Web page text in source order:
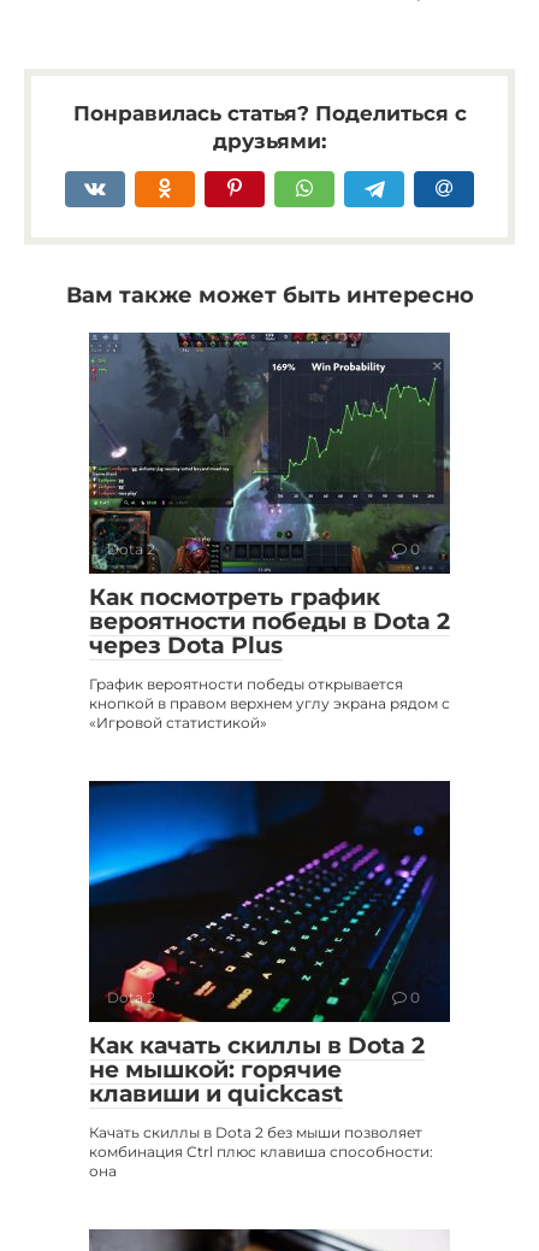
Понравилась статья? Поделиться с
друзьями:
Вам также может быть интересно
Dota 2 0
Как посмотреть график
вероятности победы в Dota 2
через Dota Plus
График вероятности победы открывается
кнопкой в правом верхнем углу экрана рядом с
«Игровой статистикой»
Dota 2 0
Как качать скиллы в Dota 2
не мышкой: горячие
клавиши и quickcast
Качать скиллы в Dota 2 без мыши позволяет
комбинация Ctrl плюс клавиша способности:
она